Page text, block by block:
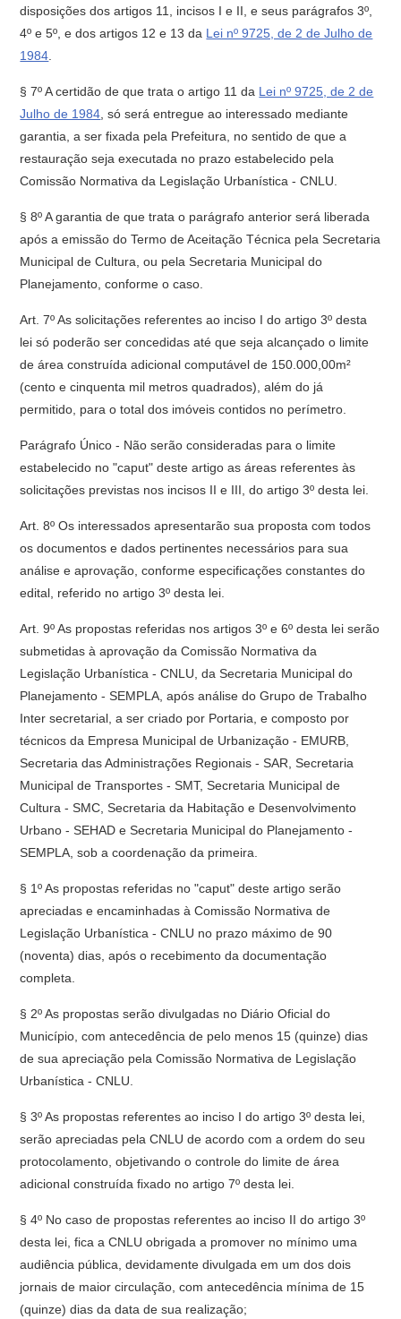
disposições dos artigos 11, incisos I e II, e seus parágrafos 3º,
4º e 5º, e dos artigos 12 e 13 da Lei nº 9725, de 2 de Julho de
1984
§ 7º A certidão de que trata o artigo 11 da Lei nº 9725, de 2 de
Julho de 1984 , só será entregue ao interessado mediante
garantia, a ser fixada pela Prefeitura, no sentido de que a
restauração seja executada no prazo estabelecido pela
Comissão Normativa da Legislação Urbanística - CNLU.
§ 8º A garantia de que trata o parágrafo anterior será liberada
após a emissão do Termo de Aceitação Técnica pela Secretaria
Municipal de Cultura, ou pela Secretaria Municipal do
Planejamento, conforme o caso.
Art. 7º As solicitações referentes ao inciso I do artigo 3º desta
lei só poderão ser concedidas até que seja alcançado o limite
de área construída adicional computável de 150.000,00m²
(cento e cinquenta mil metros quadrados), além do já
permitido, para o total dos imóveis contidos no perímetro.
Parágrafo Único - Não serão consideradas para o limite
estabelecido no "caput" deste artigo as áreas referentes às
solicitações previstas nos incisos II e III, do artigo 3º desta lei.
Art. 8º Os interessados apresentarão sua proposta com todos
os documentos e dados pertinentes necessários para sua
análise e aprovação, conforme especificações constantes do
edital, referido no artigo 3º desta lei.
Art. 9º As propostas referidas nos artigos 3º e 6º desta lei serão
submetidas à aprovação da Comissão Normativa da
Legislação Urbanística - CNLU, da Secretaria Municipal do
Planejamento - SEMPLA, após análise do Grupo de Trabalho
Inter secretarial, a ser criado por Portaria, e composto por
técnicos da Empresa Municipal de Urbanização - EMURB,
Secretaria das Administrações Regionais - SAR, Secretaria
Municipal de Transportes - SMT, Secretaria Municipal de
Cultura - SMC, Secretaria da Habitação e Desenvolvimento
Urbano - SEHAD e Secretaria Municipal do Planejamento -
SEMPLA, sob a coordenação da primeira.
§ 1º As propostas referidas no "caput" deste artigo serão
apreciadas e encaminhadas à Comissão Normativa de
Legislação Urbanística - CNLU no prazo máximo de 90
(noventa) dias, após o recebimento da documentação
completa.
§ 2º As propostas serão divulgadas no Diário Oficial do
Município, com antecedência de pelo menos 15 (quinze) dias
de sua apreciação pela Comissão Normativa de Legislação
Urbanística - CNLU.
§ 3º As propostas referentes ao inciso I do artigo 3º desta lei,
serão apreciadas pela CNLU de acordo com a ordem do seu
protocolamento, objetivando o controle do limite de área
adicional construída fixado no artigo 7º desta lei.
§ 4º No caso de propostas referentes ao inciso II do artigo 3º
desta lei, fica a CNLU obrigada a promover no mínimo uma
audiência pública, devidamente divulgada em um dos dois
jornais de maior circulação, com antecedência mínima de 15
(quinze) dias da data de sua realização;